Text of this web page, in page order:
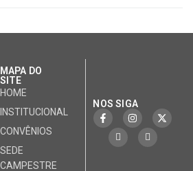
MAPA DO
SITE
HOME
INSTITUCIONAL
CONVÊNIOS
SEDE
CAMPESTRE
NOS SIGA